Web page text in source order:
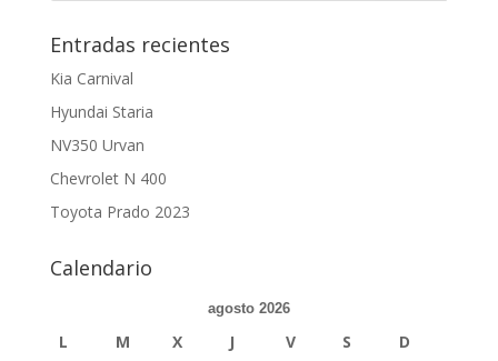
Entradas recientes
Kia Carnival
Hyundai Staria
NV350 Urvan
Chevrolet N 400
Toyota Prado 2023
Calendario
agosto 2026
L M X J V S D